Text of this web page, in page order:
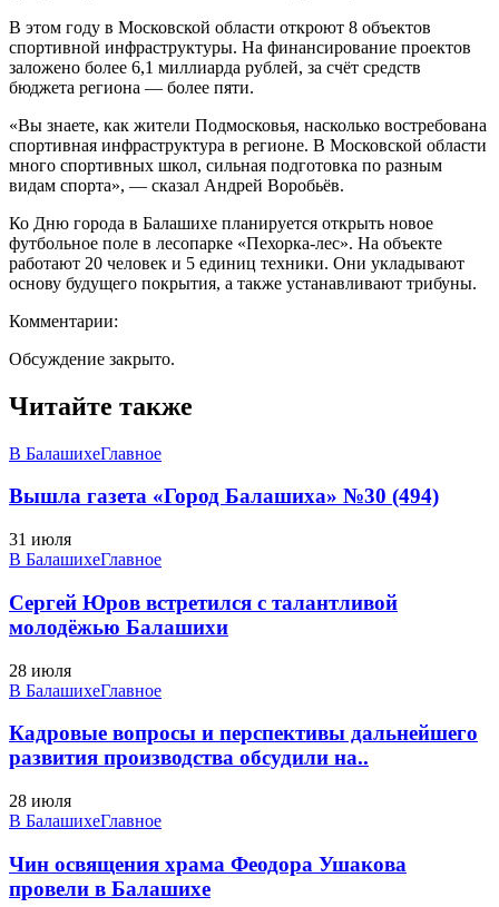
В этом году в Московской области откроют 8 объектов
спортивной инфраструктуры. На финансирование проектов
заложено более 6,1 миллиарда рублей, за счёт средств
бюджета региона — более пяти.
«Вы знаете, как жители Подмосковья, насколько востребована
спортивная инфраструктура в регионе. В Московской области
много спортивных школ, сильная подготовка по разным
видам спорта», — сказал Андрей Воробьёв.
Ко Дню города в Балашихе планируется открыть новое
футбольное поле в лесопарке «Пехорка-лес». На объекте
работают 20 человек и 5 единиц техники. Они укладывают
основу будущего покрытия, а также устанавливают трибуны.
Комментарии:
Обсуждение закрыто.
Читайте также
В БалашихеГлавное
Вышла газета «Город Балашиха» №30 (494)
31 июля
В БалашихеГлавное
Сергей Юров встретился с талантливой
молодёжью Балашихи
28 июля
В БалашихеГлавное
Кадровые вопросы и перспективы дальнейшего
развития производства обсудили на..
28 июля
В БалашихеГлавное
Чин освящения храма Феодора Ушакова
провели в Балашихе